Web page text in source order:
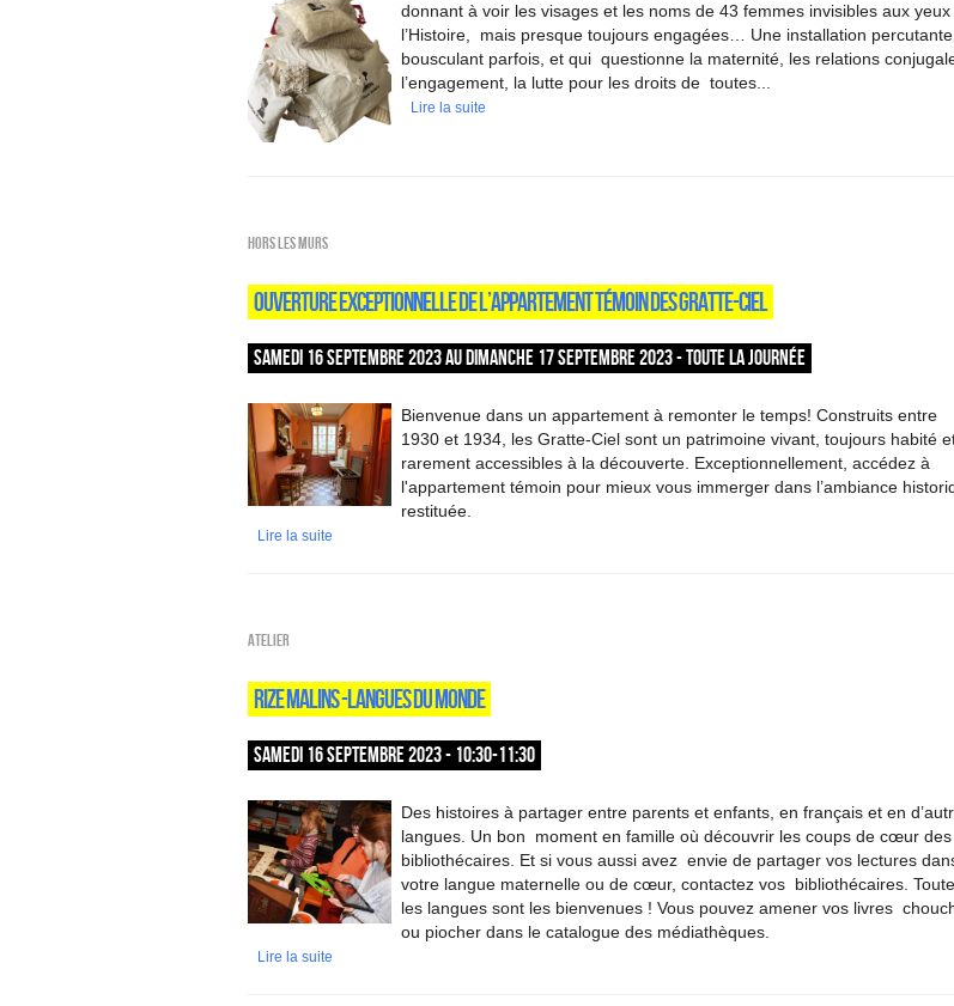
donnant à voir les visages et les noms de 43 femmes invisibles aux yeux
l’Histoire, mais presque toujours engagées… Une installation percutante,
bousculant parfois, et qui questionne la maternité, les relations
l’engagement, la lutte pour les droits de toutes...
Lire la suite
HORS LES MURS
OUVERTURE EXCEPTIONNELLE DE L’APPARTEMENT TÉMOIN DES GRATTE-CIEL
SAMEDI 16 SEPTEMBRE 2023 AU DIMANCHE 17 SEPTEMBRE 2023 - TOUTE LA JOURNÉE
Bienvenue dans un appartement à remonter le temps! Construits entre
1930 et 1934, les Gratte-Ciel sont un patrimoine vivant, toujours habité
rarement accessibles à la découverte. Exceptionnellement, accédez à
l'appartement témoin pour mieux vous immerger dans l’ambiance
restituée.
Lire la suite
Atelier
RIZE MALINS -LANGUES DU MONDE
SAMEDI 16 SEPTEMBRE 2023 - 10:30-11:30
Des histoires à partager entre parents et enfants, en français et en
langues. Un bon moment en famille où découvrir les coups de cœur des
bibliothécaires. Et si vous aussi avez envie de partager vos lectures
votre langue maternelle ou de cœur, contactez vos bibliothécaires.
les langues sont les bienvenues ! Vous pouvez amener vos livres
ou piocher dans le catalogue des médiathèques.
Lire la suite